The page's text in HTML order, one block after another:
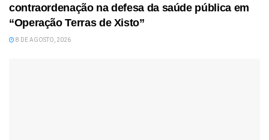
contraordenação na defesa da saúde pública em
“Operação Terras de Xisto”
8 DE AGOSTO, 2026